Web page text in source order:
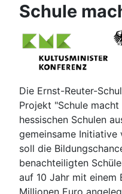
Schule
Die Ernst-Reuter-
Projekt "Schule
hessischen Schulen
gemeinsame Initiative
soll die
benachteiligten
auf 10 Jahr mit einem